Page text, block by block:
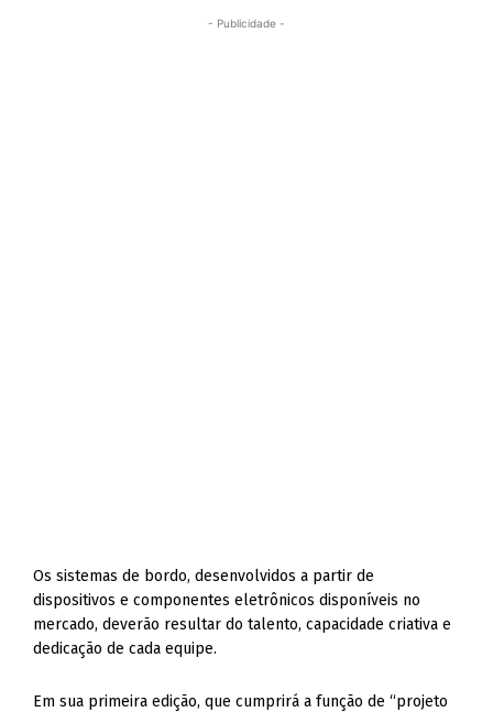
- Publicidade -
Os sistemas de bordo, desenvolvidos a partir de
dispositivos e componentes eletrônicos disponíveis no
mercado, deverão resultar do talento, capacidade criativa e
dedicação de cada equipe.
Em sua primeira edição, que cumprirá a função de “projeto